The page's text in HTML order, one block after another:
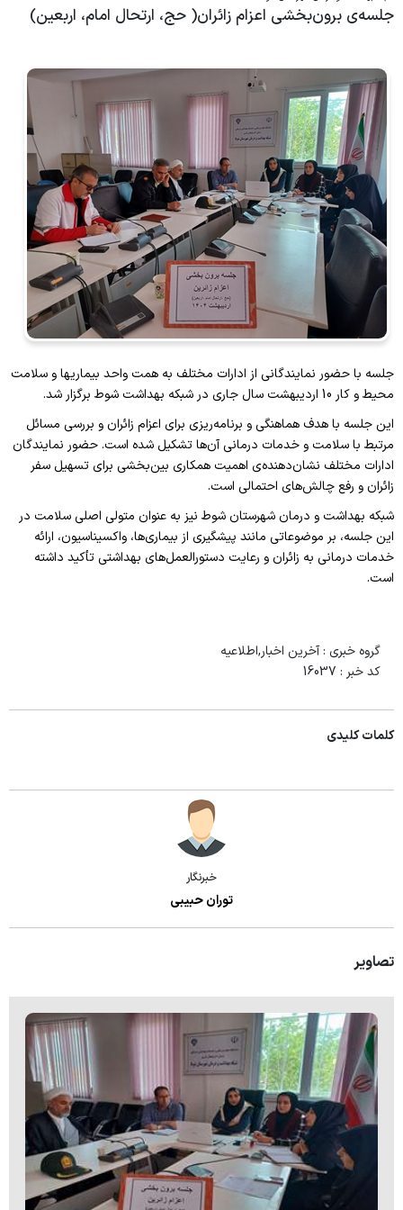
روابط عمومی
انبار مرکزی تجهیزات و ملزومات
نقلیه
درمانگاه تخصصی
بهداشت محیط
تاسیسات
واحد مددکاری
واحد بهبود کیفیت و اعتبار بخشی
تجهیزات پزشکی
کارپردازی و تدارکات
واحد درآمد و ترخیص
انبار مرکزی
واحد کنترل عفونت
چارت سازمانی بیمارستان شوط
بخش های پاراکلینیکی
بانک خون
رادیولوژی
داروخانه بستری
آزمایشگاه
بخش های درمانی
CCU
کمیته اخلاق
واحد بهداشت روان
واحد بهداشت خانواده
واحد بیماری ها
واحد آموزش بهداشت
واحد آزمایشگاه مرکزی
جلسه‌ی برون‌بخشی اعزام زائران( حج، ارتحال امام، اربعین)
جلسه با حضور نمایندگانی از ادارات مختلف به همت واحد بیماریها و سلامت
محیط و کار 10 اردیبهشت سال جاری در شبکه بهداشت شوط برگزار شد.
این جلسه با هدف هماهنگی و برنامه‌ریزی برای اعزام زائران و بررسی مسائل
مرتبط با سلامت و خدمات درمانی آن‌ها تشکیل شده است. حضور نمایندگان
ادارات مختلف نشان‌دهنده‌ی اهمیت همکاری بین‌بخشی برای تسهیل سفر
زائران و رفع چالش‌های احتمالی است.
شبکه بهداشت و درمان شهرستان شوط نیز به‌ عنوان متولی اصلی سلامت در
این جلسه، بر موضوعاتی مانند پیشگیری از بیماری‌ها، واکسیناسیون، ارائه
خدمات درمانی به زائران و رعایت دستورالعمل‌های بهداشتی تأکید داشته
است.
گروه خبری : آخرین اخبار,اطلاعیه
کد خبر : 16037
کلمات کلیدی
خبرنگار
توران حبیبی
تصاویر